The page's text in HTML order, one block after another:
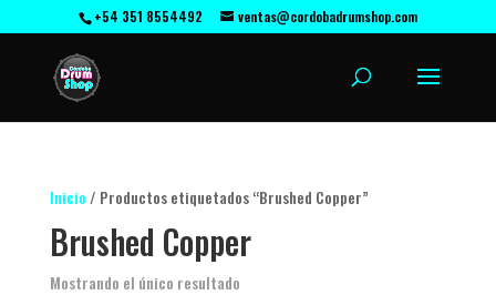
+54 351 8554492 ventas@cordobadrumshop.com
Inicio / Productos etiquetados “Brushed Copper”
Brushed Copper
Mostrando el único resultado